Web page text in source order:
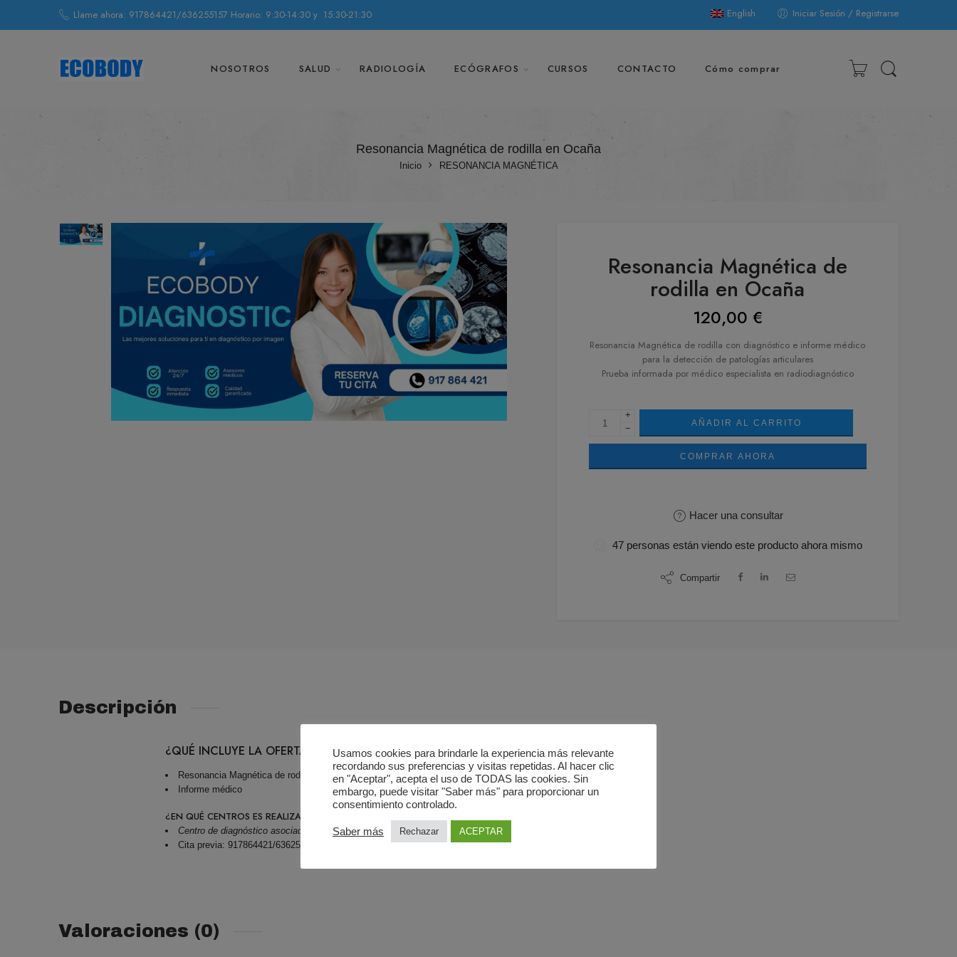
Llame ahora: 917864421/636255157 Horario: 9:30-14:30 y 15:30-21:30 English Iniciar Sesión / Registrarse
NOSOTROS SALUD RADIOLOGÍA ECÓGRAFOS CURSOS CONTACTO Cómo comprar
Resonancia Magnética de rodilla en Ocaña
Inicio RESONANCIA MAGNÉTICA
Resonancia Magnética de
rodilla en Ocaña
120,00 €
Resonancia Magnética de rodilla con diagnóstico e informe médico
para la detección de patologías articulares
Prueba informada por médico especialista en radiodiagnóstico
+
−
AÑADIR AL CARRITO
COMPRAR AHORA
Hacer una consultar
47 personas están viendo este producto ahora mismo
Compartir
Descripción
¿QUÉ INCLUYE LA OFERTA?
Resonancia Magnética de rodilla
Informe médico
¿EN QUÉ CENTROS ES REALIZADA LA RESONANCIA MAGNÉTICA?
Centro de diagnóstico asociado a Ecobody
Cita previa: 917864421/636255157
Valoraciones (0)
Usamos cookies para brindarle la experiencia más relevante
recordando sus preferencias y visitas repetidas. Al hacer clic
en "Aceptar", acepta el uso de TODAS las cookies. Sin
embargo, puede visitar "Saber más" para proporcionar un
consentimiento controlado.
Saber más Rechazar ACEPTAR